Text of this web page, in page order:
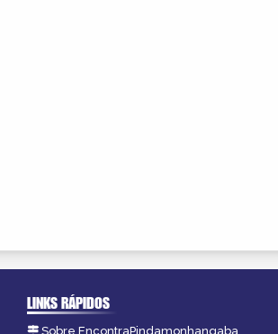
LINKS RÁPIDOS
Sobre EncontraPindamonhangaba